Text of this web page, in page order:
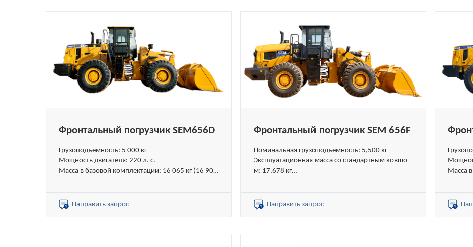
Фронтальный погрузчик SEM656D
Грузоподъёмность: 5 000 кг
Мощность двигателя: 220 л. с.
Масса в базовой комплектации: 16 065 кг (16 900
Объём стандартного ковша: 3,0 м³
Объёмы специальных ковшей: 2,7 – 4,5 м³
Направить запрос
Фронтальный погрузчик SEM 656F
Номинальная грузоподъемность: 5,500 кг
Эксплуатационная масса со стандартным ковшо
м: 17,678 кг
Направить запрос
Масса
Объём
Объёмы